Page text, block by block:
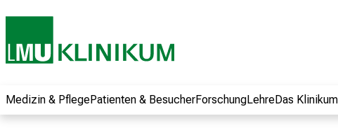
Medizin & PflegePatienten & BesucherForschungLehreDas Klinikum
Informationen zu
Jobs, Ausbildungen
Weiterbildungen.
Kommen Sie